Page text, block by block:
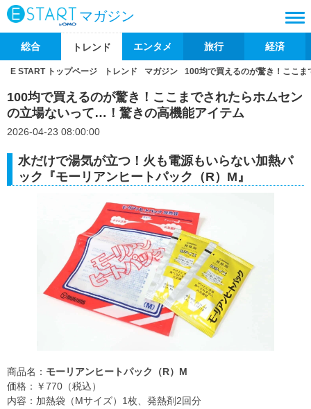
マガジン
総合 トレンド エンタメ 旅行 経済
E START トップページ トレンド マガジン 100均で買えるのが驚き！ここ
100均で買えるのが驚き！ここまでされたらホムセン
の立場ないって…！驚きの高機能アイテム
2026-04-23 08:00:00
水だけで湯気が立つ！火も電源もいらない加熱パ
ック『モーリアンヒートパック（R）M』
商品名： モーリアンヒートパック（R）M
価格：￥770（税込）
内容：加熱袋（Mサイズ）1枚、発熱剤2回分